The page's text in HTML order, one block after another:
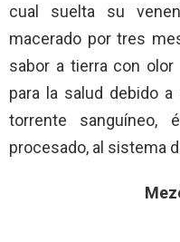
cual suelta su
macerado por tres
sabor a tierra con
para la salud debido
torrente
procesado, al sistema